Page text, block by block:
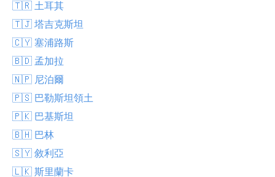
🇹🇷 土耳其
🇹🇯 塔吉克斯坦
🇨🇾 塞浦路斯
🇧🇩 孟加拉
🇳🇵 尼泊爾
🇵🇸 巴勒斯坦領土
🇵🇰 巴基斯坦
🇧🇭 巴林
🇸🇾 敘利亞
🇱🇰 斯里蘭卡